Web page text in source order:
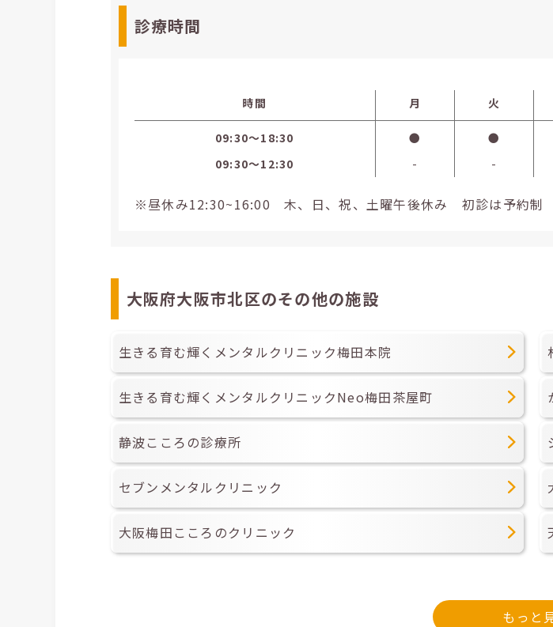
診療時間
時間 月 火
09:30〜18:30 ● ●
09:30〜12:30
- -
※昼休み12:30~16:00 木、日、祝、土曜午後休み 初診は予約制
大阪府大阪市北区のその他の施設
生きる育む輝くメンタルクリニック梅田本院
生きる育む輝くメンタルクリニックNeo梅田茶屋町
静波こころの診療所
セブンメンタルクリニック
大阪梅田こころのクリニック
もっと